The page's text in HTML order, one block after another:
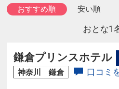
おすすめ順 安い順
おとな1
鎌倉プリンスホテル
神奈川 鎌倉
口コミ